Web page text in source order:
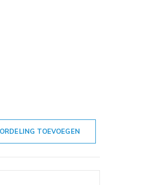
TOEVOEGEN